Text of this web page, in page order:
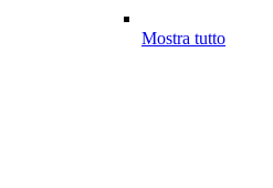
Mostra tutto